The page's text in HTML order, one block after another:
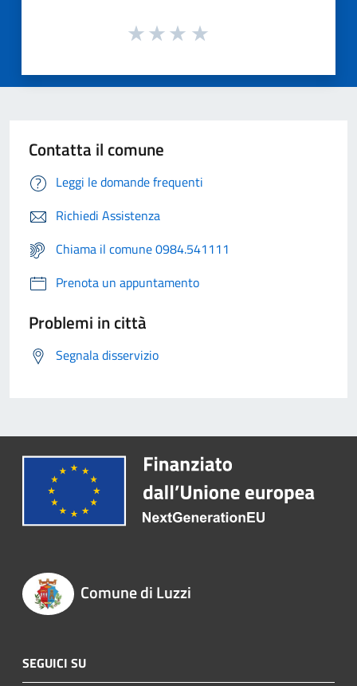
Contatta il comune
Leggi le domande frequenti
Richiedi Assistenza
Chiama il comune 0984.541111
Prenota un appuntamento
Problemi in città
Segnala disservizio
Comune di Luzzi
SEGUICI SU